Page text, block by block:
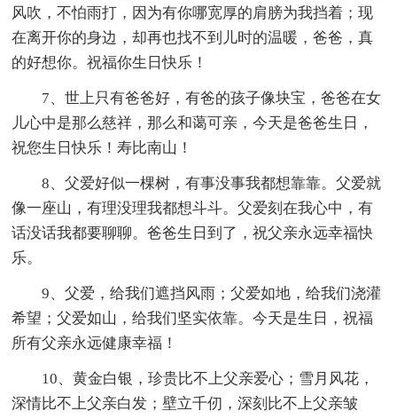
风吹，不怕雨打，因为有你哪宽厚的肩膀为我挡着；现
在离开你的身边，却再也找不到儿时的温暖，爸爸，真
的好想你。祝福你生日快乐！
7、世上只有爸爸好，有爸的孩子像块宝，爸爸在女
儿心中是那么慈祥，那么和蔼可亲，今天是爸爸生日，
祝您生日快乐！寿比南山！
8、父爱好似一棵树，有事没事我都想靠靠。父爱就
像一座山，有理没理我都想斗斗。父爱刻在我心中，有
话没话我都要聊聊。爸爸生日到了，祝父亲永远幸福快
乐。
9、父爱，给我们遮挡风雨；父爱如地，给我们浇灌
希望；父爱如山，给我们坚实依靠。今天是生日，祝福
所有父亲永远健康幸福！
10、黄金白银，珍贵比不上父亲爱心；雪月风花，
深情比不上父亲白发；壁立千仞，深刻比不上父亲皱